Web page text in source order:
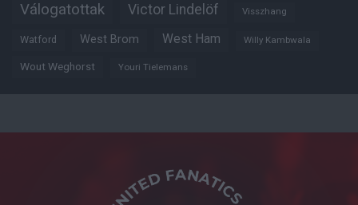
Válogatottak Victor Lindelöf Visszhang
Watford West Brom West Ham Willy Kambwala
Wout Weghorst Youri Tielemans